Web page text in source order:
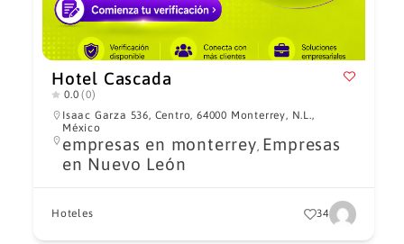
Hotel Cascada
0.0 (0)
Isaac Garza 536, Centro, 64000 Monterrey, N.L.,
México
empresas en monterrey, Empresas
en Nuevo León
Hoteles 34